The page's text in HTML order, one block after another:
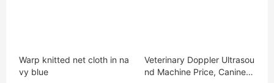
Warp knitted net cloth in na
vy blue
Veterinary Doppler Ultrasou
nd Machine Price, Canine/F